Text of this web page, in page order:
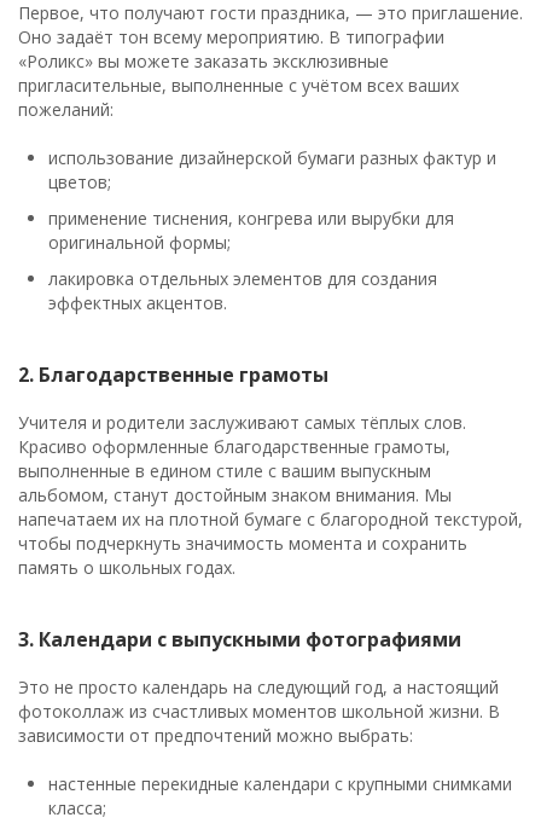
Первое, что получают гости праздника, — это приглашение.
Оно задаёт тон всему мероприятию. В типографии
«Роликс» вы можете заказать эксклюзивные
пригласительные, выполненные с учётом всех ваших
пожеланий:
использование дизайнерской бумаги разных фактур и
цветов;
применение тиснения, конгрева или вырубки для
оригинальной формы;
лакировка отдельных элементов для создания
эффектных акцентов.
2. Благодарственные грамоты
Учителя и родители заслуживают самых тёплых слов.
Красиво оформленные благодарственные грамоты,
выполненные в едином стиле с вашим выпускным
альбомом, станут достойным знаком внимания. Мы
напечатаем их на плотной бумаге с благородной текстурой,
чтобы подчеркнуть значимость момента и сохранить
память о школьных годах.
3. Календари с выпускными фотографиями
Это не просто календарь на следующий год, а настоящий
фотоколлаж из счастливых моментов школьной жизни. В
зависимости от предпочтений можно выбрать:
настенные перекидные календари с крупными снимками
класса;